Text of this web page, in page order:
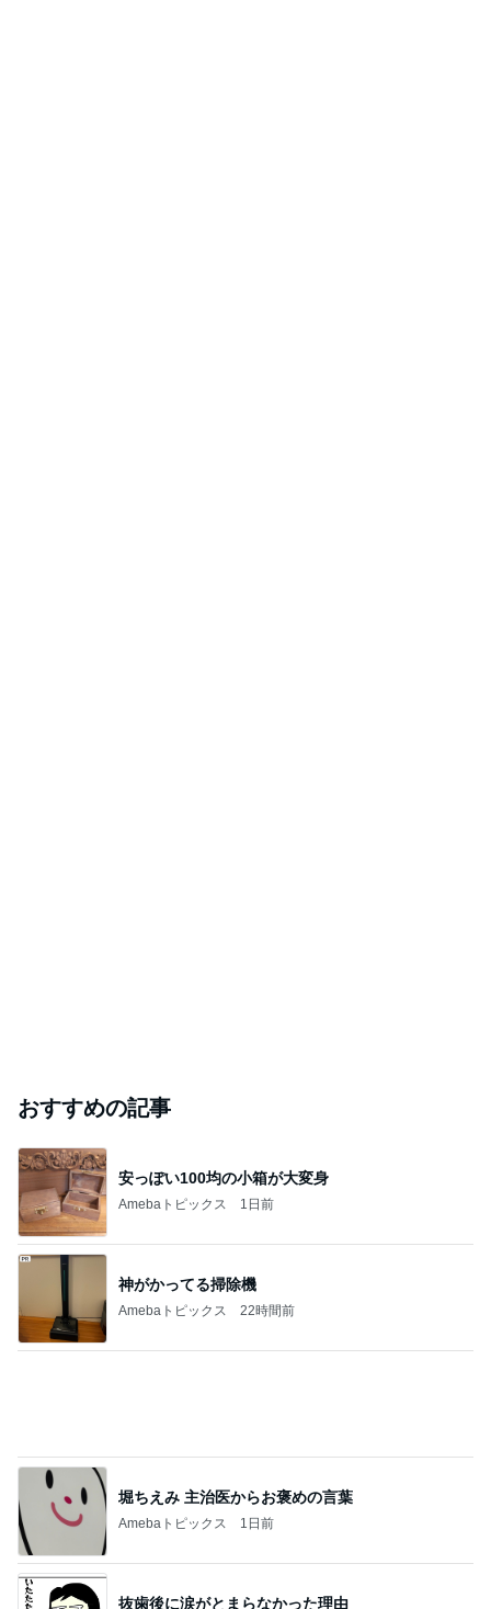
おすすめの記事
安っぽい100均の小箱が大変身
Amebaトピックス 1日前
神がかってる掃除機
Amebaトピックス 22時間前
堀ちえみ 主治医からお褒めの言葉
Amebaトピックス 1日前
抜歯後に涙がとまらなかった理由